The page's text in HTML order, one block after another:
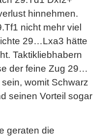
hinnehmen.
nicht mehr viel
29…Lxa3 hätte
Taktikliebhabern
der feine Zug 29…
womit Schwarz
seinen Vorteil sogar
geraten die